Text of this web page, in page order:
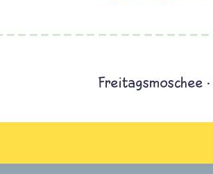
Freitagsmoschee